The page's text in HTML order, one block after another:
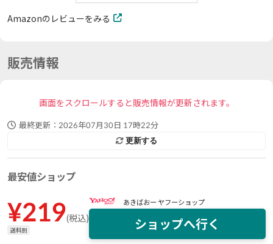
Amazonのレビューをみる
販売情報
画面をスクロールすると販売情報が更新されます。
最終更新： 2026年07月30日 17時22分
更新する
最安値ショップ
¥219(税込)
送料別
あきばおー ヤフーショップ
ショップへ行く